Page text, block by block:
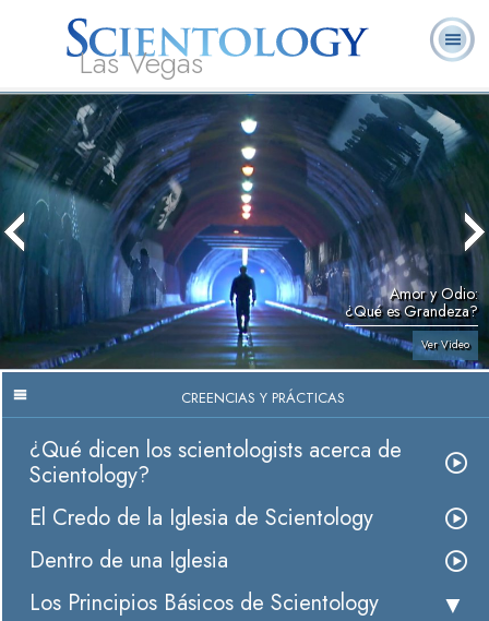
Las Vegas
Acerca de
Nosotros
L. Ronald
Hubbard
¿Qué es
Scientology?
Ministros
Preguntas
Frecuentes
Libros
Amor y Odio:
¿Qué es Grandeza?
Ver Video
CREENCIAS Y PRÁCTICAS
¿Qué dicen los scientologists acerca de
Scientology?
El Credo de la Iglesia de Scientology
Dentro de una Iglesia
Los Principios Básicos de Scientology